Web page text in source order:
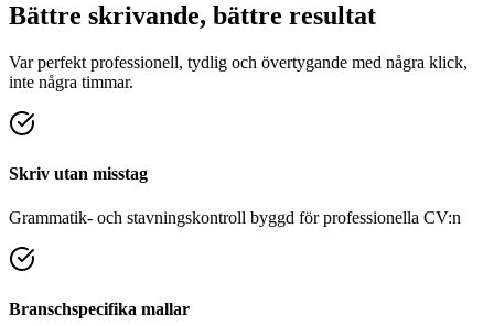
Bättre skrivande, bättre resultat
Var perfekt professionell, tydlig och övertygande med några klick,
inte några timmar.
Skriv utan misstag
Grammatik- och stavningskontroll byggd för professionella CV:n
Branschspecifika mallar